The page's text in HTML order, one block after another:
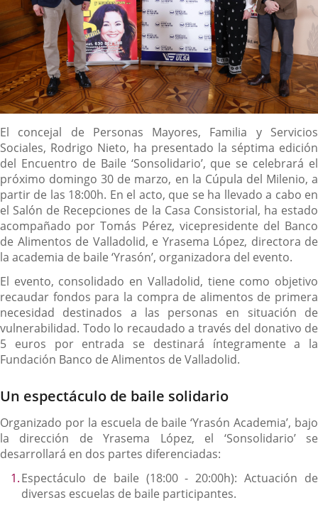
Descripción
El concejal de Personas Mayores, Familia y Servicios
Sociales, Rodrigo Nieto, ha presentado la séptima edición
del Encuentro de Baile ‘Sonsolidario’, que se celebrará el
próximo domingo 30 de marzo, en la Cúpula del Milenio, a
partir de las 18:00h. En el acto, que se ha llevado a cabo en
el Salón de Recepciones de la Casa Consistorial, ha estado
acompañado por Tomás Pérez, vicepresidente del Banco
de Alimentos de Valladolid, e Yrasema López, directora de
la academia de baile ‘Yrasón’, organizadora del evento.
El evento, consolidado en Valladolid, tiene como objetivo
recaudar fondos para la compra de alimentos de primera
necesidad destinados a las personas en situación de
vulnerabilidad. Todo lo recaudado a través del donativo de
5 euros por entrada se destinará íntegramente a la
Fundación Banco de Alimentos de Valladolid.
Un espectáculo de baile solidario
Organizado por la escuela de baile ‘Yrasón Academia’, bajo
la dirección de Yrasema López, el ‘Sonsolidario’ se
desarrollará en dos partes diferenciadas:
Espectáculo de baile (18:00 - 20:00h): Actuación de
diversas escuelas de baile participantes.